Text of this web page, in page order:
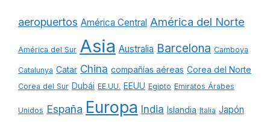
aeropuertos América Central América del Norte
América del Sur Asia Australia Barcelona Camboya
Catalunya Catar China compañías aéreas Corea del Norte
Corea del Sur Dubái EE.UU. EEUU Egipto Emiratos Árabes
Unidos España Europa India Islandia Italia Japón